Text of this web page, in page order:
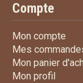
Compte
Mon compte
Mes
Mon panier
Mon profil